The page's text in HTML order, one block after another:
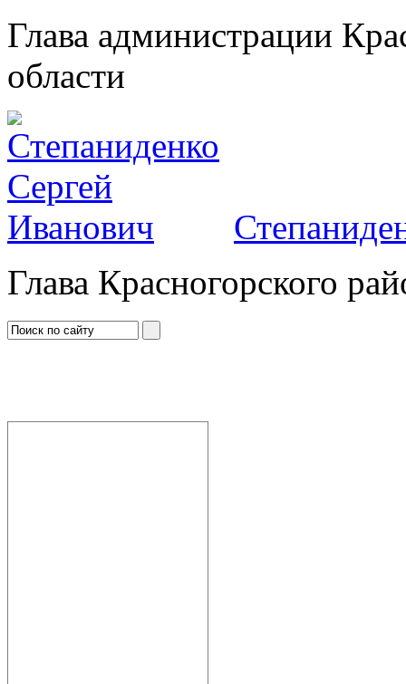
Глава администрации
области
Глава Красногорского